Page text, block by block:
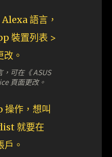
可在《 ASUS
頁面更改。